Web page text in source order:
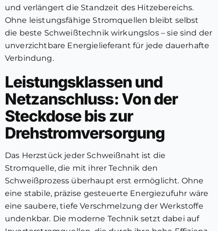
und verlängert die Standzeit des Hitzebereichs.
Ohne leistungsfähige Stromquellen bleibt selbst
die beste Schweißtechnik wirkungslos – sie sind der
unverzichtbare Energielieferant für jede dauerhafte
Verbindung.
Leistungsklassen und
Netzanschluss: Von der
Steckdose bis zur
Drehstromversorgung
Das Herzstück jeder Schweißnaht ist die
Stromquelle, die mit ihrer Technik den
Schweißprozess überhaupt erst ermöglicht. Ohne
eine stabile, präzise gesteuerte Energiezufuhr wäre
eine saubere, tiefe Verschmelzung der Werkstoffe
undenkbar. Die moderne Technik setzt dabei auf